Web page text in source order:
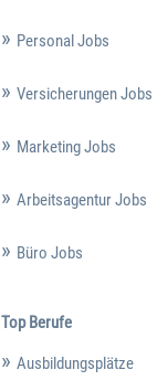
Personal Jobs
Versicherungen Jobs
Marketing Jobs
Arbeitsagentur Jobs
Büro Jobs
Top Berufe
Ausbildungsplätze